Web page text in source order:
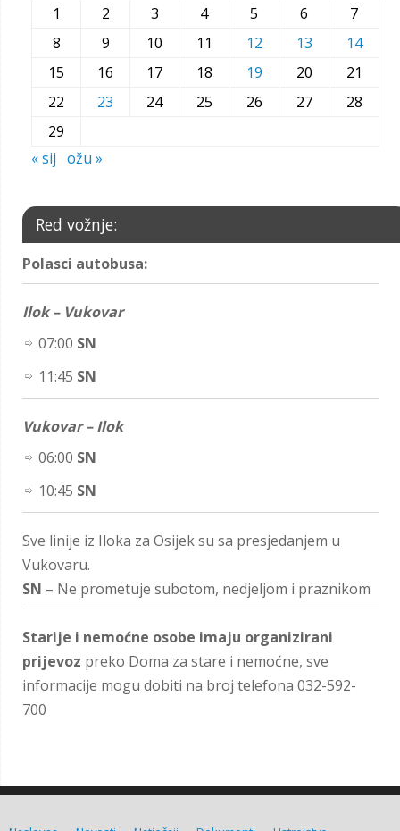
1 2 3 4 5 6
7
8
9 10 11 12 13
14
15
16 17 18 19 20
21
22
23 24 25 26 27
28
29
« sij ožu »
Red vožnje:
Polasci autobusa:
Ilok – Vukovar
07:00 SN
11:45 SN
Vukovar – Ilok
06:00 SN
10:45 SN
Sve linije iz Iloka za Osijek su sa presjedanjem u
Vukovaru.
SN – Ne prometuje subotom, nedjeljom i praznikom
Starije i nemoćne osobe imaju organizirani
prijevoz preko Doma za stare i nemoćne, sve
informacije mogu dobiti na broj telefona 032-592-
700